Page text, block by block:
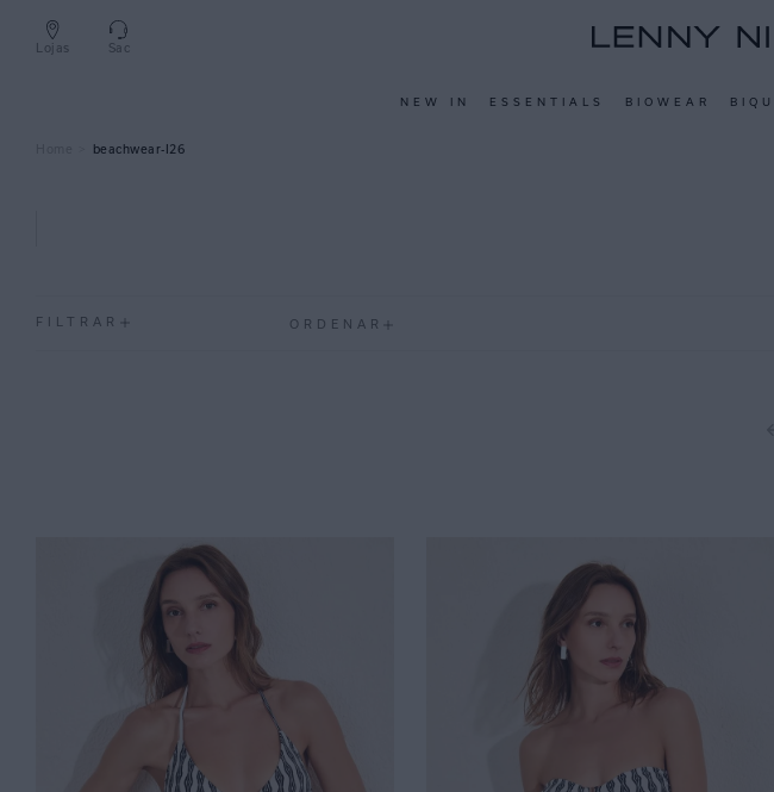
Lojas Sac
NEW IN ESSENTIALS BIOWEAR
beachwear-I26
FILTRAR ORDENAR